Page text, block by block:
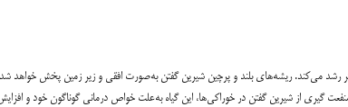
گفتن که به آن ریشه‌ی شیرین نیز می‌گویند، گیاهی چوبی و چندساله است که تا نزدیک به ۱ تا ۲ متر رشد می‌کند. ریشه‌های بلند و پرچین شیرین گفتن به‌صورت افقی و زیر زمین پخش
گیری از شیرین گفتن در خوراکی‌ها، این گیاه به‌علت خواص درمانی گوناگون خود و